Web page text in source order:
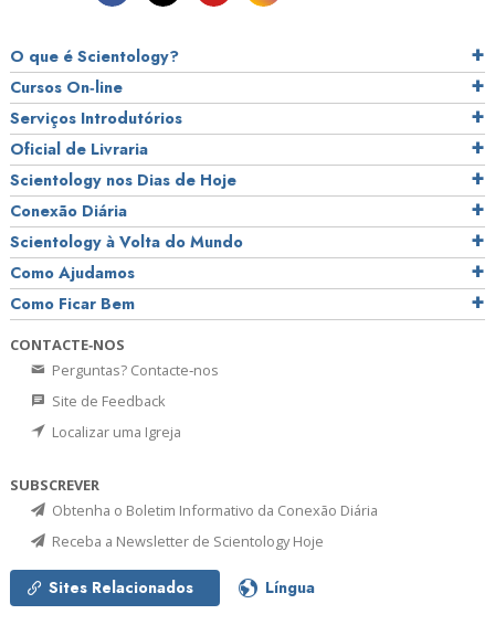
O que é Scientology?
Cursos On‑line
Serviços Introdutórios
Oficial de Livraria
Scientology nos Dias de Hoje
Conexão Diária
Scientology à Volta do Mundo
Como Ajudamos
Como Ficar Bem
CONTACTE‑NOS
Perguntas? Contacte‑nos
Site de Feedback
Localizar uma Igreja
SUBSCREVER
Obtenha o Boletim Informativo da Conexão Diária
Receba a Newsletter de Scientology Hoje
Sites Relacionados Língua